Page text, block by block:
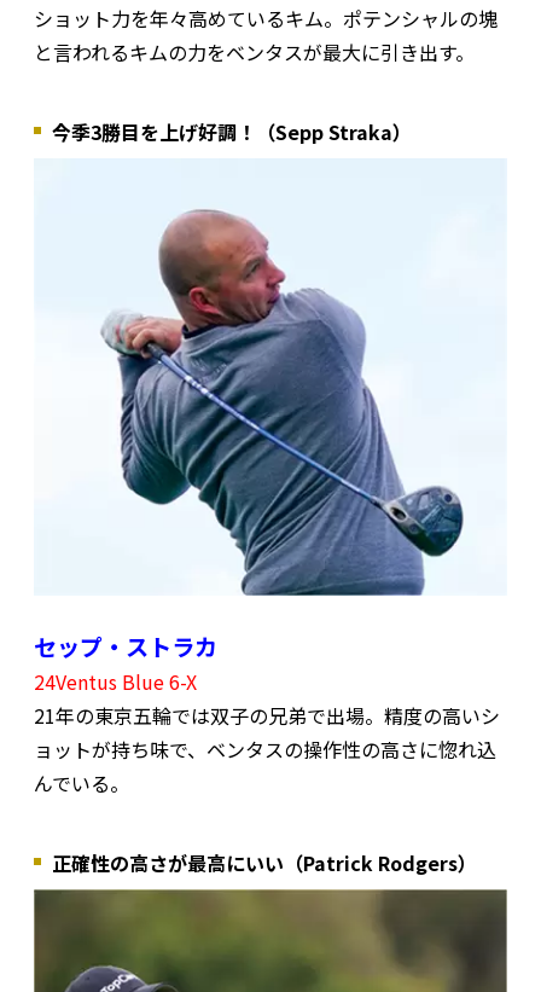
ショット力を年々高めているキム。ポテンシャルの塊
と言われるキムの力をベンタスが最大に引き出す。
今季3勝目を上げ好調！（Sepp Straka）
セップ・ストラカ
24Ventus Blue 6-X
21年の東京五輪では双子の兄弟で出場。精度の高いシ
ョットが持ち味で、ベンタスの操作性の高さに惚れ込
んでいる。
正確性の高さが最高にいい（Patrick Rodgers）